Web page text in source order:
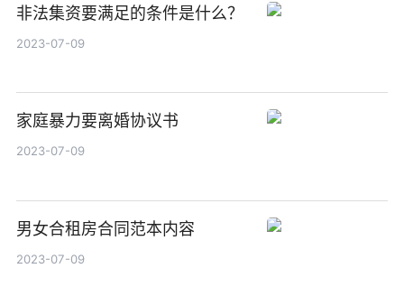
非法集资要满足的条件是什么？
2023-07-09
家庭暴力要离婚协议书
2023-07-09
男女合租房合同范本内容
2023-07-09